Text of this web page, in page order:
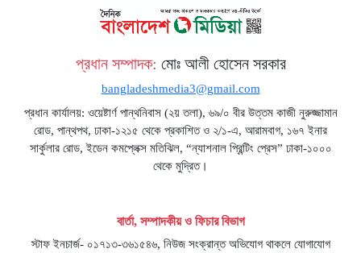
প্রধান সম্পাদক: মোঃ আলী হোসেন সরকার
bangladeshmedia3@gmail.com
প্রধান কার্যালয়: ওয়েষ্টার্ণ পান্থনিবাস (২য় তলা), ৬৯/০ বীর উত্তম কাজী নুরুজ্জামান
রোড, পান্থপথ, ঢাকা-১২১৫ থেকে প্রকাশিত ও ২/১-এ, আরামবাগ, ১৬৭ ইনার
সার্কুলার রোড, ইডেন কমপ্লেক্স মতিঝিল, “ন্যাশনাল প্রিন্টিং প্রেস” ঢাকা-১০০০
থেকে মুদ্রিত।
বার্তা, সম্পাদকীয় ও ফিচার বিভাগ
স্টাফ ইনচার্জ- ০১৭১৩-৩৬১৫৪৬, নিউজ সংক্রান্ত অভিযোগ থাকলে যোগাযোগ